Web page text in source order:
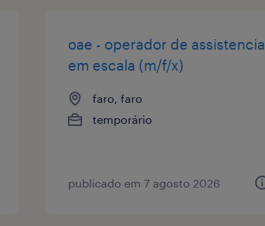
oae - operador de assistencia
em escala (m/f/x)
faro, faro
temporário
publicado em 7 agosto 2026